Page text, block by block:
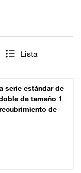
Lista
serie estándar de
de tamaño 1
de